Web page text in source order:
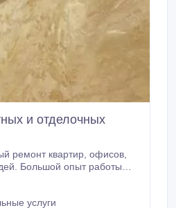
и отделочных
квартир, офисов,
услуги